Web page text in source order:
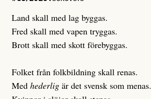
Land skall med lag byggas.
Fred skall med vapen tryggas.
Brott skall med skott förebyggas.
Folket från folkbildning skall renas.
Med hederlig är det svensk som menas.